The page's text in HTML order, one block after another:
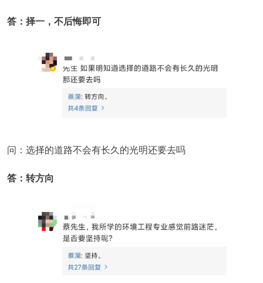
答：择一，不后悔即可
问：选择的道路不会有长久的光明还要去吗
答：转方向